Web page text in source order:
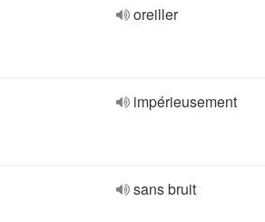
oreiller
impérieusement
sans bruit